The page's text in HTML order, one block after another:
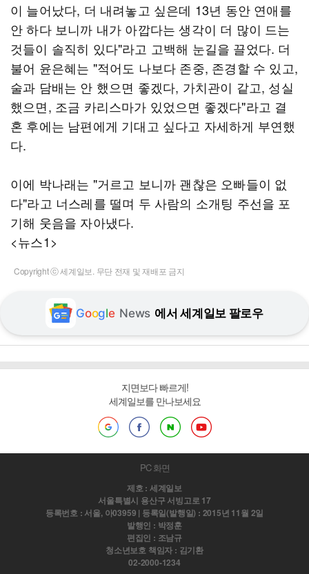
이 늘어났다, 더 내려놓고 싶은데 13년 동안 연애를
안 하다 보니까 내가 아깝다는 생각이 더 많이 드는
것들이 솔직히 있다"라고 고백해 눈길을 끌었다. 더
불어 윤은혜는 "적어도 나보다 존중, 존경할 수 있고,
술과 담배는 안 했으면 좋겠다, 가치관이 같고, 성실
했으면, 조금 카리스마가 있었으면 좋겠다"라고 결
혼 후에는 남편에게 기대고 싶다고 자세하게 부연했
다.
이에 박나래는 "거르고 보니까 괜찮은 오빠들이 없
다"라고 너스레를 떨며 두 사람의 소개팅 주선을 포
기해 웃음을 자아냈다.
<뉴스1>
Copyright ⓒ 세계일보. 무단 전재 및 재배포 금지
Google News 에서 세계일보 팔로우
지면보다 빠르게!
세계일보를 만나보세요
PC 화면
제호 : 세계일보
서울특별시 용산구 서빙고로 17
등록번호 : 서울, 아03959 | 등록일(발행일) : 2015년 11월 2일
발행인 : 박정훈
편집인 : 조남규
청소년보호 책임자 : 김기환
02-2000-1234